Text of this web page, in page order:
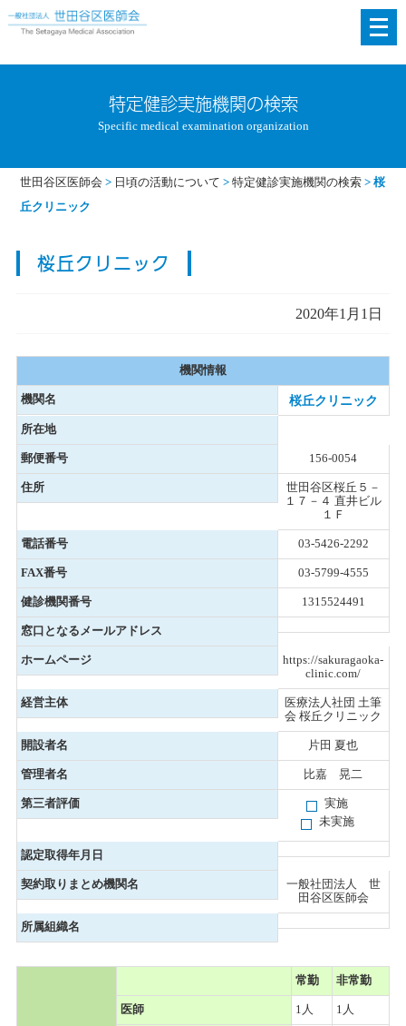
メ
ニ
く
特定健診実施機関の検索
Specific medical examination organization
世田谷区医師会 > 日頃の活動について >特定健診実施機関の検索 >桜
丘クリニック
桜丘クリニック
2020年1月1日
機関情報
機関名 桜丘クリニック
所在地
郵便番号 156-0054
住所
世田谷区桜丘５－
１７－４ 直井ビル
１Ｆ
電話番号 03-5426-2292
FAX番号 03-5799-4555
健診機関番号 1315524491
窓口となるメールアドレス
ホームページ
https://sakuragaoka-
clinic.com/
経営主体
医療法人社団 土筆
会 桜丘クリニック
開設者名 片田 夏也
管理者名 比嘉 晃二
第三者評価
実施
未実施
認定取得年月日
契約取りまとめ機関名
一般社団法人 世
田谷区医師会
所属組織名
常勤 非常勤
医師 1人 1人